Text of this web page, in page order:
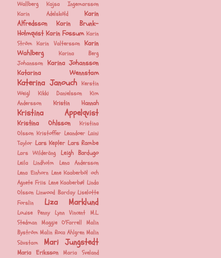
Wallberg
Kajsa Ingemarsson
Karin Adelsköld
Karin
Alfredsson
Karin Brunk-
Holmqvist Karin Fossum Karin
Ström
Karin Valtersson
Karin
Wahlberg
Karina Berg
Johansson Karina Johansson
Katarina Wennstam
Katerina Janouch
Kerstin
Weigl
Kikki Danielsson
Kim
Andersson
Kristin Hannah
Kristina Appelqvist
Kristina Ohlsson
Kristina
Olsson Kristoffer Leandoer Laini
Taylor Lars Kepler Lars Rambe
Lars Wilderäng Leigh Bardugo
Leila Lindholm
Lena Andersson
Lena Einhorn Lene Kaaberböl och
Agnete Friis Lene Kaaberbøl Linda
Olsson Linwood Barclay Liselotte
Forslin
Liza Marklund
Louise Penny Lynn Vincent
M.L.
Stedman Maggie O'Farrell Malin
Byström Malin Roca Ahlgren Malin
Sävstam
Mari Jungstedt
Maria Eriksson
Maria Sveland